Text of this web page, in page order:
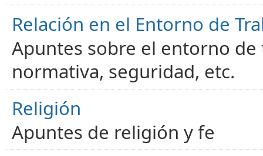
Relación en el Entorno de
Apuntes sobre el entorno
normativa, seguridad, etc.
Religión
Apuntes de religión y fe